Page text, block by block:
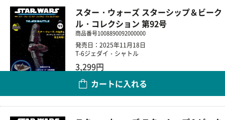
スター・ウォーズ スターシップ＆ビーク
ル・コレクション 第92号
商品番号1008890092000000
発売日：2025年11月18日
T-6ジェダイ・シャトル
3,299円
カートに入れる